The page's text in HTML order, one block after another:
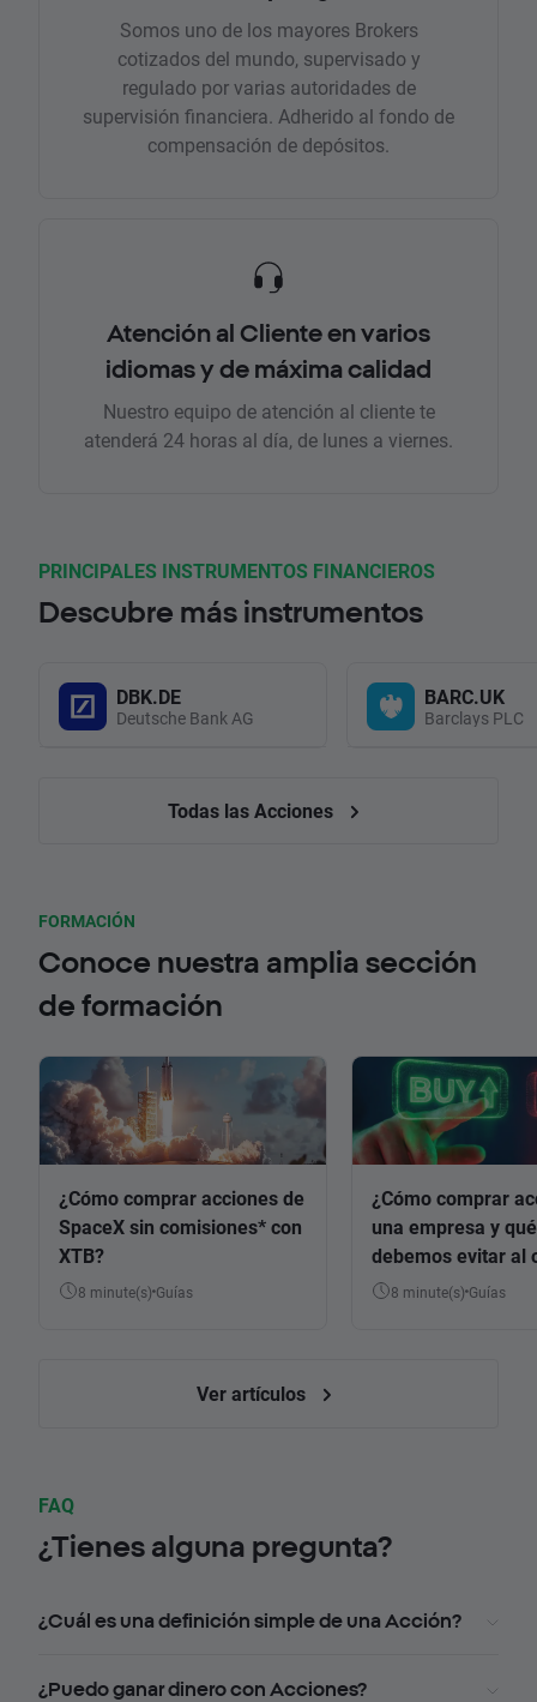
Somos uno de los mayores Brokers
cotizados del mundo, supervisado y
regulado por varias autoridades de
supervisión financiera. Adherido al fondo de
compensación de depósitos.
Atención al Cliente en varios
idiomas y de máxima calidad
Nuestro equipo de atención al cliente te
atenderá 24 horas al día, de lunes a viernes.
PRINCIPALES INSTRUMENTOS FINANCIEROS
Descubre más instrumentos
DBK.DE
Deutsche Bank AG
BARC.UK
Barclays PLC
Todas las Acciones
FORMACIÓN
Conoce nuestra amplia sección
de formación
¿Cómo comprar acciones de
SpaceX sin comisiones* con
XTB?
8 minute(s) Guías
¿Cómo comprar
una empresa y
debemos evitar al
8 minute(s) Guías
Ver artículos
FAQ
¿Tienes alguna pregunta?
¿Cuál es una definición simple de una Acción?
¿Puedo ganar dinero con Acciones?